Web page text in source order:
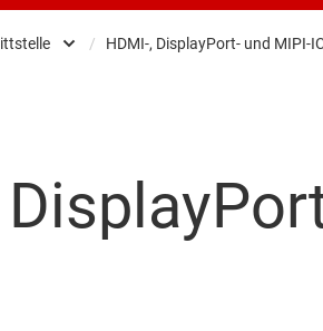
Taktgeber & Timing
Datenwandler
/ HDMI-, DisplayPort- und MIPI-
HDMI-,